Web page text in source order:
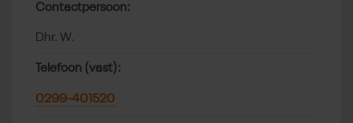
Contactpersoon:
Dhr. W.
Telefoon (vast):
0299-401520